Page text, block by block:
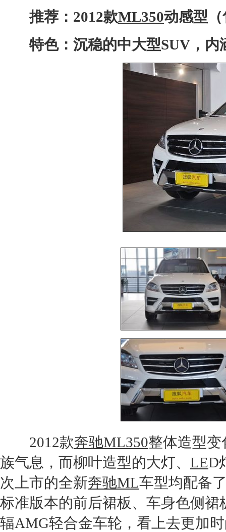
推荐：2012款ML350动感型（
特色：沉稳的中大型SUV ，
2012款奔驰ML350整体造型
族气息，而柳叶造型的大灯、 LED
次上市的全新奔驰ML车型均配备
标准版本的前后裙板、车身色侧裙
辐AMG轻合金车轮，看上去更加